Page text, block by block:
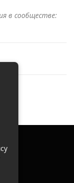
в сообществе: